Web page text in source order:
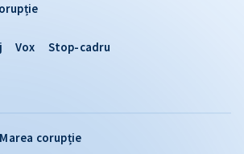
Marea corupție
Vox Stop-cadru